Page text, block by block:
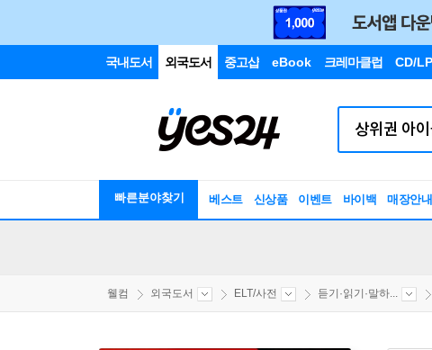
국내도서 외국도서 중고샵 eBook 크레마클럽 CD/LP
빠른분야찾기 베스트 신상품 이벤트 바이백 매장안내
웰컴 외국도서 ELT/사전 듣기·읽기·말하...